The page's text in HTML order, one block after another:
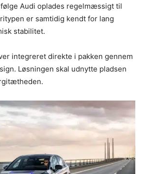
Audi oplades regelmæssigt til
er samtidig kendt for lang
stabilitet.
integreret direkte i pakken gennem
Løsningen skal udnytte pladsen